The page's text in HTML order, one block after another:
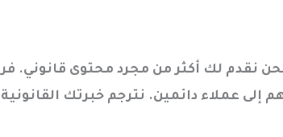
نقدم لك أكثر من مجرد محتوى قانوني.
إلى عملاء دائمين. نترجم خبرتك